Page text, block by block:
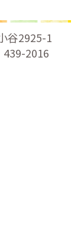
谷2925-1
439-2016